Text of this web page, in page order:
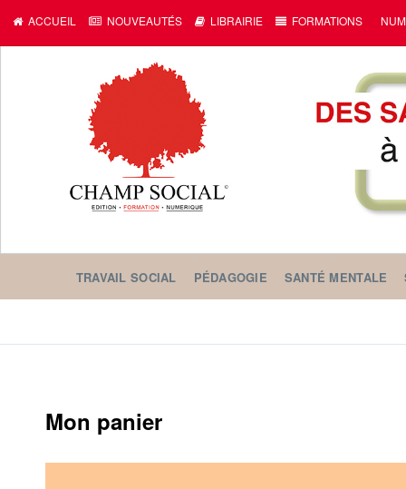
ACCUEIL NOUVEAUTÉS LIBRAIRIE FORMATIONS
TRAVAIL SOCIAL PÉDAGOGIE SANTÉ MENTALE
Mon panier